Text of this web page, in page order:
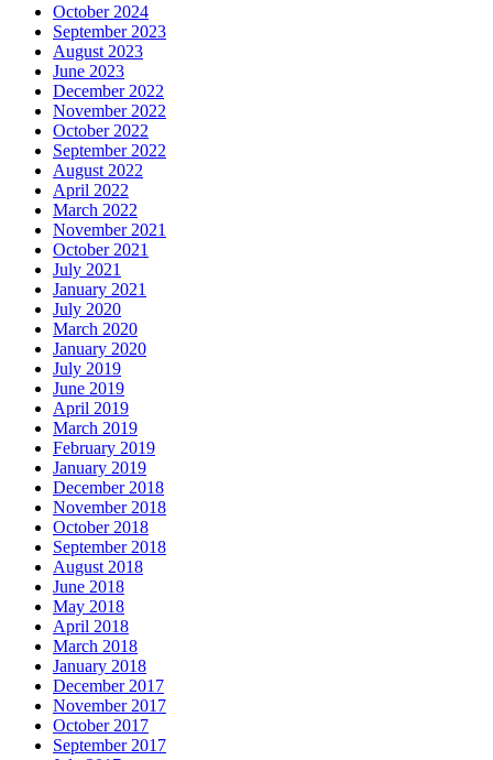
October 2024
September 2023
August 2023
June 2023
December 2022
November 2022
October 2022
September 2022
August 2022
April 2022
March 2022
November 2021
October 2021
July 2021
January 2021
July 2020
March 2020
January 2020
July 2019
June 2019
April 2019
March 2019
February 2019
January 2019
December 2018
November 2018
October 2018
September 2018
August 2018
June 2018
May 2018
April 2018
March 2018
January 2018
December 2017
November 2017
October 2017
September 2017